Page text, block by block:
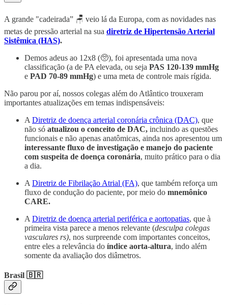
A grande "cadeirada” 🪑 veio lá da Europa, com as novidades nas
metas de pressão arterial na sua diretriz de Hipertensão Arterial
Sistêmica (HAS).
Demos adeus ao 12x8 (🥺), foi apresentada uma nova
classificação (a de PA elevada, ou seja PAS 120-139 mmHg
e PAD 70-89 mmHg) e uma meta de controle mais rígida.
Não parou por aí, nossos colegas além do Atlântico trouxeram
importantes atualizações em temas indispensáveis:
A Diretriz de doença arterial coronária crônica (DAC), que
não só atualizou o conceito de DAC, incluindo as questões
funcionais e não apenas anatômicas, ainda nos apresentou um
interessante fluxo de investigação e manejo do paciente
com suspeita de doença coronária, muito prático para o dia
a dia.
A Diretriz de Fibrilação Atrial (FA), que também reforça um
fluxo de condução do paciente, por meio do mnemônico
CARE.
A Diretriz de doença arterial periférica e aortopatias, que à
primeira vista parece a menos relevante (desculpa colegas
vasculares rs), nos surpreende com importantes conceitos,
entre eles a relevância do índice aorta-altura, indo além
somente da avaliação dos diâmetros.
Brasil 🇧🇷